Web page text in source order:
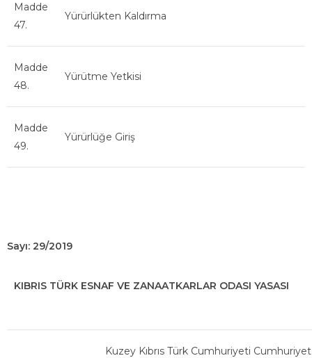
Madde
47.
Yürürlükten Kaldırma
Madde
48.
Yürütme Yetkisi
Madde
49.
Yürürlüğe Giriş
Sayı: 29/2019
KIBRIS TÜRK ESNAF VE ZANAATKARLAR ODASI YASASI
Kuzey Kıbrıs Türk Cumhuriyeti Cumhuriyet